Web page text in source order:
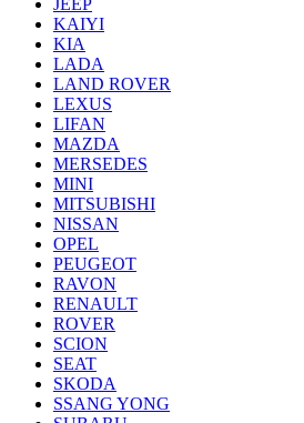
KAIYI
KIA
LADA
LAND ROVER
LEXUS
LIFAN
MAZDA
MERSEDES
MINI
MITSUBISHI
NISSAN
OPEL
PEUGEOT
RAVON
RENAULT
ROVER
SCION
SEAT
SKODA
SSANG YONG